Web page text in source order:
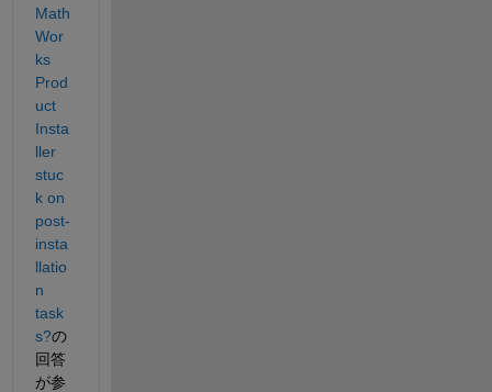
Math
Wor
ks
Prod
uct
Insta
ller
stuc
k on
post-
insta
llatio
n
task
s?の
回答
が参